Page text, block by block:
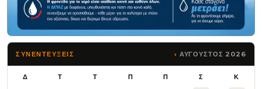
ΣΥΝΕΝΤΕΥΞΕΙΣ ΑΥΓΟΥΣΤΟΣ 2026
Δ Τ Τ Π Π Σ Κ